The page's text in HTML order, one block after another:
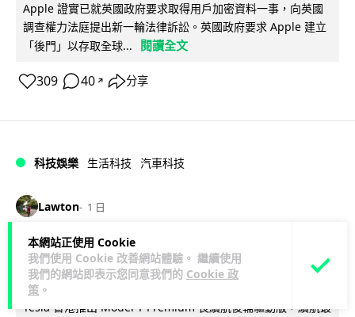
本網站正使用 Cookie
我們使用 Cookie 改善網站體驗。 繼續使用
我們的網站即表示您同意我們的 Cookie 政
策 。
Apple 證實已就英國政府要求取得用戶加密資料一事，向英國
調查權力法庭提出新一輪法律訴訟。英國政府要求 Apple 建立
「後門」以存取全球...
閱讀全文
309 40 ↗ 分享
科技娛樂 生活科技 汽車科技
Lawton 1 日
Tesla Model Y 長續航後驅版抵港
YOHO MALL 率先試駕
Tesla 香港推出 Model Y Premium 長續航後輪驅動版，續航最